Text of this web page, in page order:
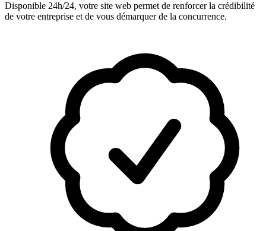
Disponible 24h/24, votre site web permet de renforcer la crédibilité
de votre entreprise et de vous démarquer de la concurrence.